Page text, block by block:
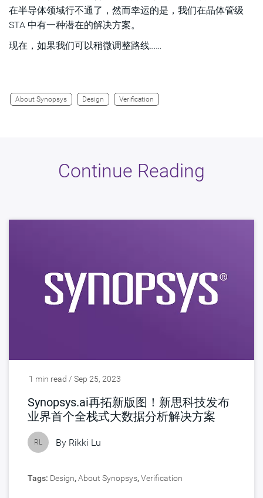
在半导体领域行不通了，然而幸运的是，我们在晶体管级
STA 中有一种潜在的解决方案。
现在，如果我们可以稍微调整路线……
About Synopsys Design Verification
Continue Reading
1 min read / Sep 25, 2023
Synopsys.ai再拓新版图！新思科技发布
业界首个全栈式大数据分析解决方案
RL By Rikki Lu
Tags: Design,About Synopsys,Verification